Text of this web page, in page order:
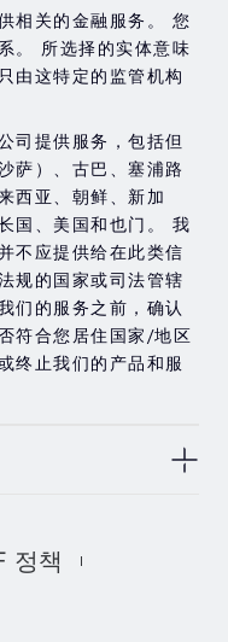
了解此处说明的风
相关的金融服务。 您
。 所选择的实体意味
由这特定的监管机构
司提供服务，包括但
萨）、古巴、塞浦路
西亚、朝鲜、新加
国、美国和也门。 我
不应提供给在此类信
规的国家或司法管辖
们的服务之前，确认
符合您居住国家/地区
终止我们的产品和服
供参考。 该材料仅被
已尽一切合理的努力
정책